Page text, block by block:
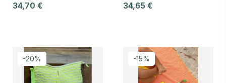
34,70 €
34,65 €
-20% -15%